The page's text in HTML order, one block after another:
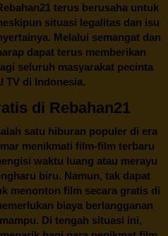
terus berusaha untuk
situasi legalitas dan isu
Melalui semangat dan
dapat terus memberikan
seluruh masyarakat pecinta
TV di Indonesia.
di Rebahan21
satu hiburan populer di era
menikmati film-film terbaru
waktu luang atau merayu
biru. Namun, tak dapat
menonton film secara gratis di
biaya berlangganan
Di tengah situasi ini,